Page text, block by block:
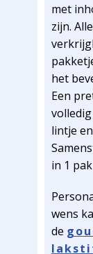
met
zijn.
het
Een
lintje
in 1
wens
de